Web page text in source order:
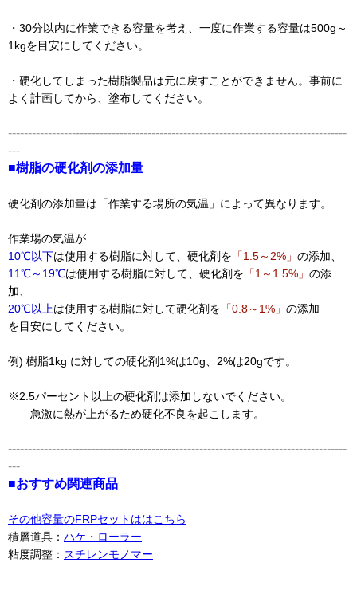
・30分以内に作業できる容量を考え、一度に作業する容量は500g～
1kgを目安にしてください。
・硬化してしまった樹脂製品は元に戻すことができません。事前に
よく計画してから、塗布してください。
-------------------------------------------------------------------------------------
---
■樹脂の硬化剤の添加量
硬化剤の添加量は「作業する場所の気温」によって異なります。
作業場の気温が
10℃以下は使用する樹脂に対して、硬化剤を 「1.5～2%」 の添加、
11℃～19℃は使用する樹脂に対して、硬化剤を 「1～1.5%」 の添
加、
20℃以上は使用する樹脂に対して硬化剤を 「0.8～1%」 の添加
を目安にしてください。
例) 樹脂1kg に対しての硬化剤1%は10g、2%は20gです。
※2.5パーセント以上の硬化剤は添加しないでください。
急激に熱が上がるため硬化不良を起こします。
-------------------------------------------------------------------------------------
---
■おすすめ関連商品
その他容量のFRPセットははこちら
積層道具： ハケ・ローラー
粘度調整： スチレンモノマー